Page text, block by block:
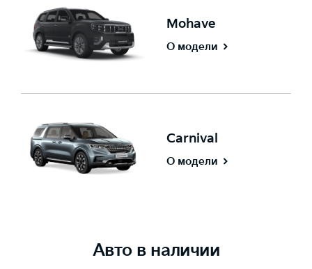
Mohave
О модели
Carnival
О модели
Авто в наличии